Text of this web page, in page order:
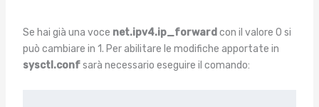
Se hai già una voce net.ipv4.ip_forward con il valore 0 si
può cambiare in 1. Per abilitare le modifiche apportate in
sysctl.confsarà necessario eseguire il comando: